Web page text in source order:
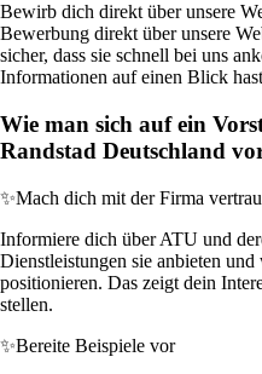
Bewirb dich direkt über unsere
Bewerbung direkt über unsere
sicher, dass sie schnell bei uns
Informationen auf einen Blick
Wie man sich auf ein
Randstad Deutschland
✨Mach dich mit der Firma
Informiere dich über ATU und
Dienstleistungen sie anbieten
positionieren. Das zeigt dein
stellen.
✨Bereite Beispiele vor